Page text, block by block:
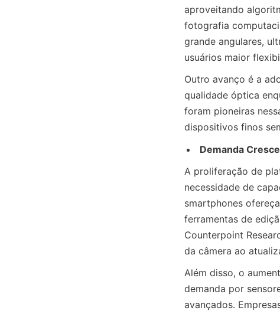
aproveitando
fotografia
grande angulares,
usuários maior
Outro avanço é a
qualidade óptica
foram pioneiras
dispositivos finos
Demanda
A proliferação de
necessidade de
smartphones
ferramentas de
Counterpoint
da câmera ao
Além disso, o
demanda por
avançados.